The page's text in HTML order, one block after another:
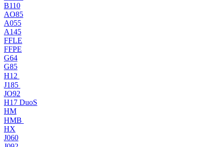
B110
AO85
A055
A145
FFLE
FFPE
G64
G85
H12
J185
JO92
H17 DuoS
HM
HMB
HX
J060